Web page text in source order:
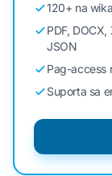
120+ na wika
PDF,
JSON
Pag-access
Suporta sa